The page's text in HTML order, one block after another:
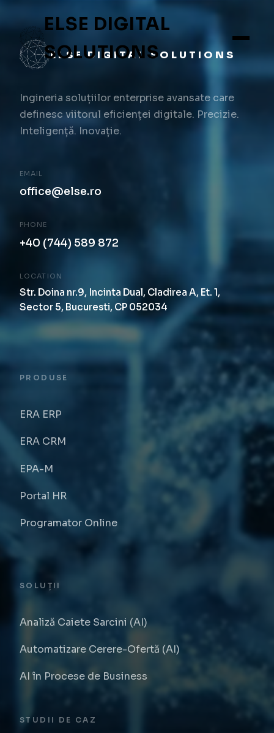
ELSE DIGITAL
SOLUTIONS
ELSE DIGITAL SOLUTIONS
Ingineria soluțiilor enterprise avansate care
definesc viitorul eficienței digitale. Precizie.
Inteligență. Inovație.
EMAIL
office@else.ro
PHONE
+40 (744) 589 872
LOCATION
Str. Doina nr.9, Incinta Dual, Cladirea A, Et. 1,
Sector 5, Bucuresti, CP 052034
PRODUSE
ERA ERP
ERA CRM
EPA-M
Portal HR
Programator Online
SOLUȚII
Analiză Caiete Sarcini (AI)
Automatizare Cerere-Ofertă (AI)
AI în Procese de Business
STUDII DE CAZ